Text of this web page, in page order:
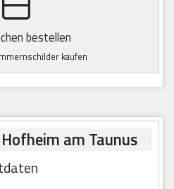
bestellen
kaufen
am Taunus